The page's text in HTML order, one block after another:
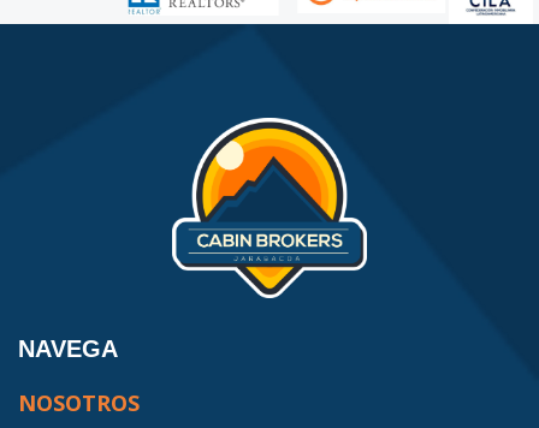
NAVEGA
NOSOTROS